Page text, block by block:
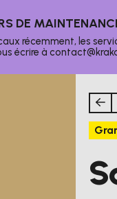
DE
récemment, les
écrire à